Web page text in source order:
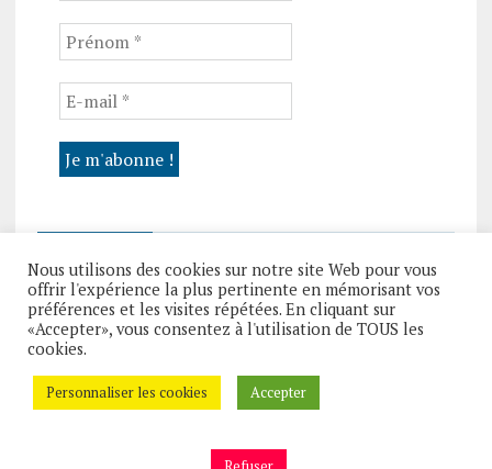
VISITEUR N°
Nous utilisons des cookies sur notre site Web pour vous
offrir l'expérience la plus pertinente en mémorisant vos
préférences et les visites répétées. En cliquant sur
«Accepter», vous consentez à l'utilisation de TOUS les
cookies.
Personnaliser les cookies Accepter